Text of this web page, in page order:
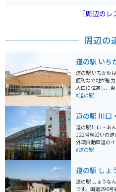
客が訪れます。スポーツイベントや季節ごとの
も頻繁に開催されており、訪れるたびに新しい
「周辺の
周辺の
道の駅 いち
道の駅 いちかわ
便利な立地が魅
入口に位置し、東
元の新鮮な農産
最適な品々が並びます。 また、レスト
の食材をふんだ
す。東京湾を一
ドライブの休憩に最適です。 バイ
駅 いちかわには
戸川や国府台な
います。少し足
もアクセス可能で
#道の駅
道の駅 川口
道の駅 川口・あ
122号線沿いの道
外環自動車道の
クセスが良好です。 地元農産物の直売所では、新鮮
の調理器具も販売し
食事処では、地
ができます。お
#道の駅
道の駅 しょ
道の駅 しょうな
です。国道296